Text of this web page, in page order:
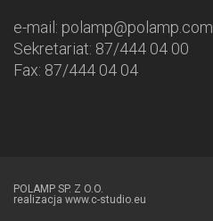
e-mail: polamp@polamp.com
Sekretariat: 87/444 04 00
Fax: 87/444 04 04
POLAMP SP. Z O.O.
realizacja www.c-studio.eu